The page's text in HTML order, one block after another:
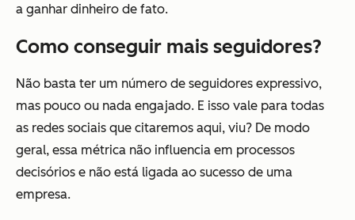
a ganhar dinheiro de fato.
Como conseguir mais seguidores?
Não basta ter um número de seguidores expressivo,
mas pouco ou nada engajado. E isso vale para todas
as redes sociais que citaremos aqui, viu? De modo
geral, essa métrica não influencia em processos
decisórios e não está ligada ao sucesso de uma
empresa.